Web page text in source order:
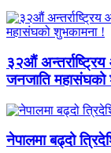
३२औं
जनजाति महासंघको
नेपालमा बढ्दो